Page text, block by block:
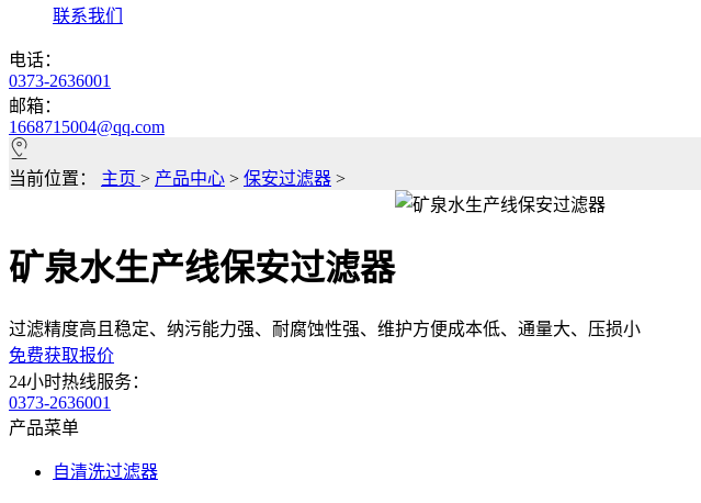
联系我们
电话：
0373-2636001
邮箱：
1668715004@qq.com
当前位置： 主页 > 产品中心 > 保安过滤器 >
矿泉水生产线保安过滤器
过滤精度高且稳定、纳污能力强、耐腐蚀性强、维护方便成本低、通量大、压损小
免费获取报价
24小时热线服务：
0373-2636001
产品菜单
自清洗过滤器